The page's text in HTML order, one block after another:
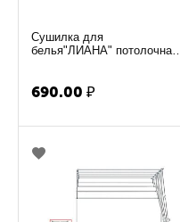
Сушилка для
белья"ЛИАНА" потолочная
690.00 ₽